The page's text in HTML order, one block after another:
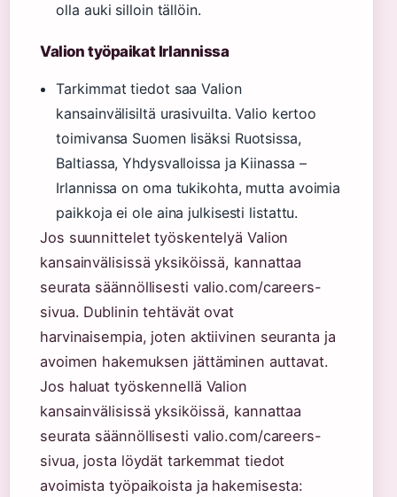
olla auki silloin tällöin.
Valion työpaikat Irlannissa
Tarkimmat tiedot saa Valion
kansainvälisiltä urasivuilta. Valio kertoo
toimivansa Suomen lisäksi Ruotsissa,
Baltiassa, Yhdysvalloissa ja Kiinassa –
Irlannissa on oma tukikohta, mutta avoimia
paikkoja ei ole aina julkisesti listattu.
Jos suunnittelet työskentelyä Valion
kansainvälisissä yksiköissä, kannattaa
seurata säännöllisesti valio.com/careers-
sivua. Dublinin tehtävät ovat
harvinaisempia, joten aktiivinen seuranta ja
avoimen hakemuksen jättäminen auttavat.
Jos haluat työskennellä Valion
kansainvälisissä yksiköissä, kannattaa
seurata säännöllisesti valio.com/careers-
sivua, josta löydät tarkemmat tiedot
avoimista työpaikoista ja hakemisesta: